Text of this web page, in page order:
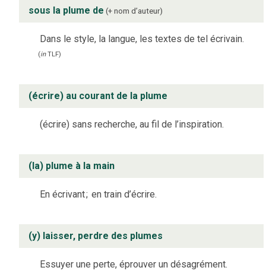
sous la plume de + nom dʼauteur
Dans le style, la langue, les textes de tel écrivain.
(inTLF)
(écrire) au courant de la plume
(écrire) sans recherche, au fil de l’inspiration.
(la) plume à la main
En écrivant; en train d’écrire.
(y) laisser, perdre des plumes
Essuyer une perte, éprouver un désagrément.